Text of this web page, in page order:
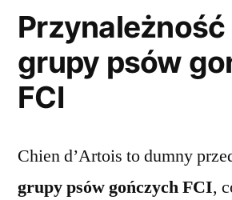
Przynależność
grupy psów
FCI
Chien d’Artois to dumny
grupy psów gończych FCI,